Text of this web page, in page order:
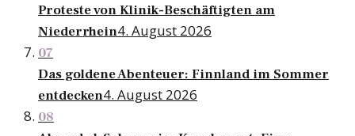
Proteste von Klinik-Beschäftigten am
Niederrhein4. August 2026
07
Das goldene Abenteuer: Finnland im Sommer
entdecken4. August 2026
08